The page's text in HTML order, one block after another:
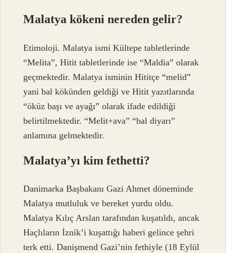
Malatya kökeni nereden gelir?
Etimoloji. Malatya ismi Kültepe tabletlerinde
“Melita”, Hitit tabletlerinde ise “Maldia” olarak
geçmektedir. Malatya isminin Hititçe “melid”
yani bal kökünden geldiği ve Hitit yazıtlarında
“öküz başı ve ayağı” olarak ifade edildiği
belirtilmektedir. “Melit+ava” “bal diyarı”
anlamına gelmektedir.
Malatya’yı kim fethetti?
Danimarka Başbakanı Gazi Ahmet döneminde
Malatya mutluluk ve bereket yurdu oldu.
Malatya Kılıç Arslan tarafından kuşatıldı, ancak
Haçlıların İznik’i kuşattığı haberi gelince şehri
terk etti. Danişmend Gazi’nin fethiyle (18 Eylül